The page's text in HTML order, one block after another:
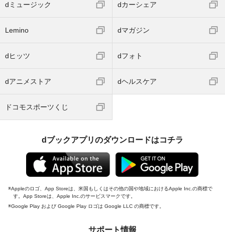
dミュージック dカーシェア
Lemino dマガジン
dヒッツ dフォト
dアニメストア dヘルスケア
ドコモスポーツくじ
dブックアプリのダウンロードはコチラ
Appleのロゴ、App Storeは、米国もしくはその他の国や地域におけるApple Inc.の商標で
す。App Storeは、Apple Inc.のサービスマークです。
Google Play および Google Play ロゴは Google LLC の商標です。
サポート情報